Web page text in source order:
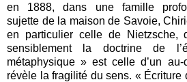
en 1888, dans une famille
sujette de la maison de Savoie,
en particulier celle de Nietzsche,
sensiblement la doctrine de
métaphysique » est celle d’un
révèle la fragilité du sens. « Écriture